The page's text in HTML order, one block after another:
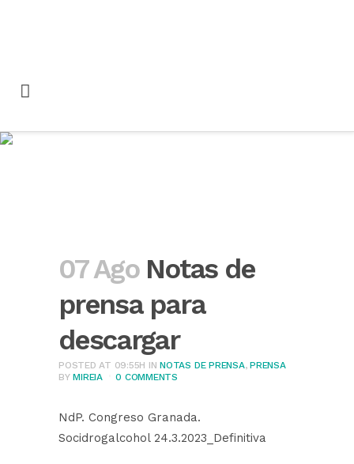
07 AgoNotas de
prensa para
descargar
POSTED AT 09:55H INNOTAS DE PRENSA,PRENSA
BYMIREIA 0 COMMENTS
NdP. Congreso Granada.
Socidrogalcohol 24.3.2023_Definitiva